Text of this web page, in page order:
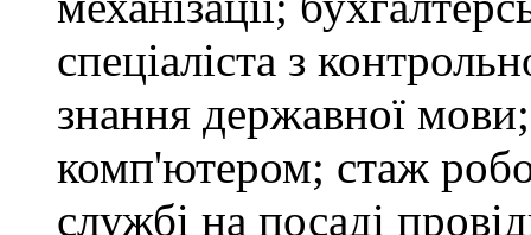
спеціаліста з
знання державної
комп'ютером; стаж
службі на посаді